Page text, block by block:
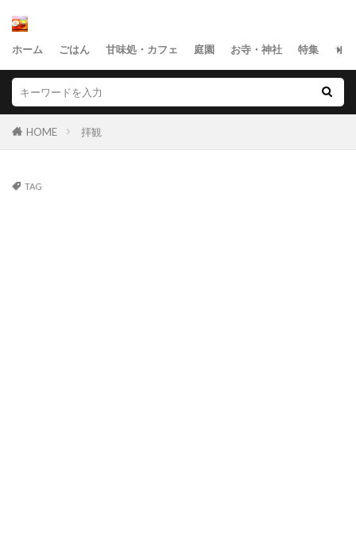
ホーム ごはん 甘味処・カフェ 庭園 お寺・神社 特集 サ
HOME 拝観
TAG